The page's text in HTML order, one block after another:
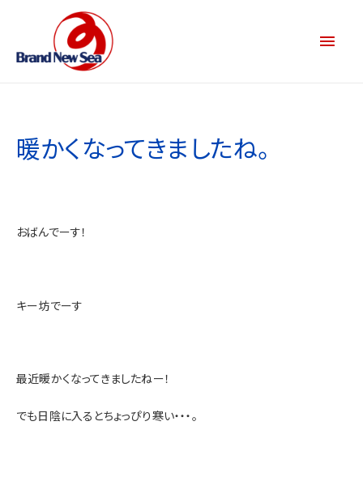
暖かくなってきましたね。
おばんでーす！
キー坊でーす
最近暖かくなってきましたねー！
でも日陰に入るとちょっぴり寒い・・・。